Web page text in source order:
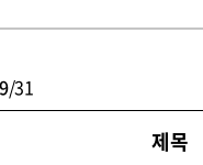
/31
제목